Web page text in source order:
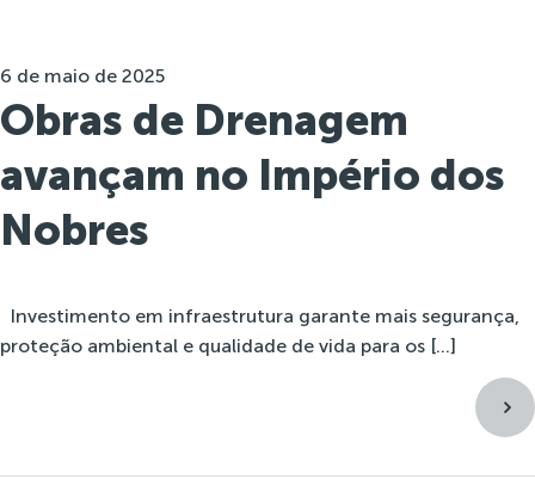
6 de maio de 2025
Obras de Drenagem
avançam no Império dos
Nobres
Investimento em infraestrutura garante mais segurança,
proteção ambiental e qualidade de vida para os […]